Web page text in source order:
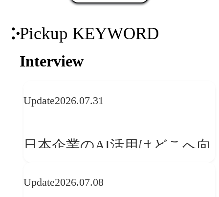
「体験」へ変える
Pickup KEYWORD
Interview
Update2026.07.31
日本企業のAI活用はどこへ向
レンドに見る「人間中心」へ
Update2026.07.08